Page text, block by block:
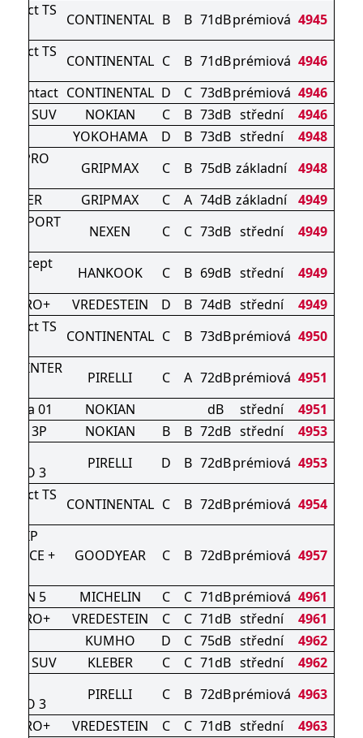
TS
CONTINENTAL B B 71dBprémiová 4945
TS
CONTINENTAL C B 71dBprémiová 4946
CONTINENTAL D C 73dBprémiová 4946
2 SUV
NOKIAN C B 73dB střední
4946
YOKOHAMA D B 73dB střední
4948
PRO
GRIPMAX C B 75dB základní
4948
GRIPMAX C A 74dB základní
4949
SPORT
NEXEN C C 73dB střední
4949
icept
HANKOOK C B 69dB střední
4949
PRO+
VREDESTEIN D B 74dB střední
4949
TS
CONTINENTAL C B 73dBprémiová 4950
WINTER
PIRELLI C A 72dBprémiová 4951
01
NOKIAN dB střední
4951
3P
NOKIAN B B 72dB střední
4953
3
PIRELLI D B 72dBprémiová 4953
TS
CONTINENTAL C B 72dBprémiová 4954
+
GOODYEAR C B 72dBprémiová 4957
5 MICHELIN C C 71dBprémiová 4961
PRO+
VREDESTEIN C C 71dB střední
4961
KUMHO D C 75dB střední
4962
HP3 SUV
KLEBER C C 71dB střední
4962
3
PIRELLI C B 72dBprémiová 4963
PRO+
VREDESTEIN C C 71dB střední
4963